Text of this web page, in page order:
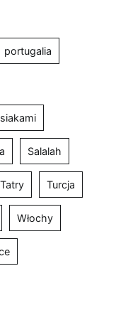
portugalia
Salalah
Tatry Turcja
Włochy